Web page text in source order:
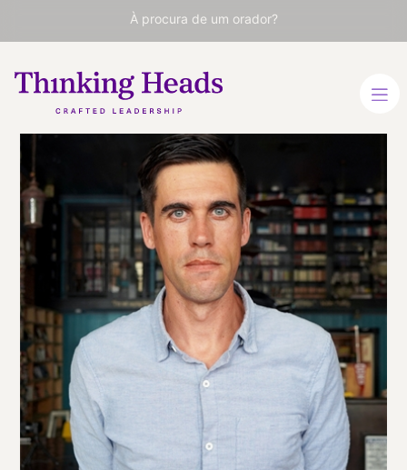
À procura de um orador?
Ryan
Holiday
Autor best-seller mundial.
Fundador da Brass Check e
criador do Daily Stoic.
Especialista em marketing
e estoicismo.
ESPANHOL ESPANHOL
desde
ESTADOS UNIDOS
TEXAS